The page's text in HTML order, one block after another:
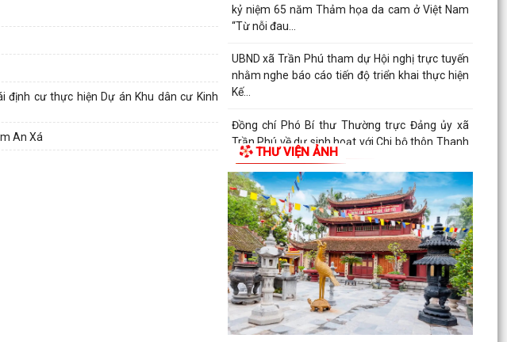
định cư thực hiện Dự án Khu dân cư Kinh
An Xá
kỷ niệm 65 năm Thảm họa da cam ở Việt Nam
“Từ nỗi đau...
UBND xã Trần Phú tham dự Hội nghị trực tuyến
nhằm nghe báo cáo tiến độ triển khai thực hiện
Kế...
Đồng chí Phó Bí thư Thường trực Đảng ủy xã
Trần Phú về dự sinh hoạt với Chi bộ thôn Thanh
Quang
Đồng chí Bí thư Đảng ủy, Chủ tịch HĐND xã Trần
Phú về dự sinh hoạt với đảng viên Chi bộ thôn
Kim...
Giấy mời tiếp công dân của đồng chí Chủ tịch
UBND xã (05/8/2026)
Lịch làm việc của lãnh đạo UBND xã Trần Phú từ
ngày 03/8/2026 đến ngày 09/8/2026
THƯ VIỆN ẢNH